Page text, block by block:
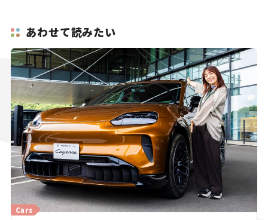
あわせて読みたい
Cars